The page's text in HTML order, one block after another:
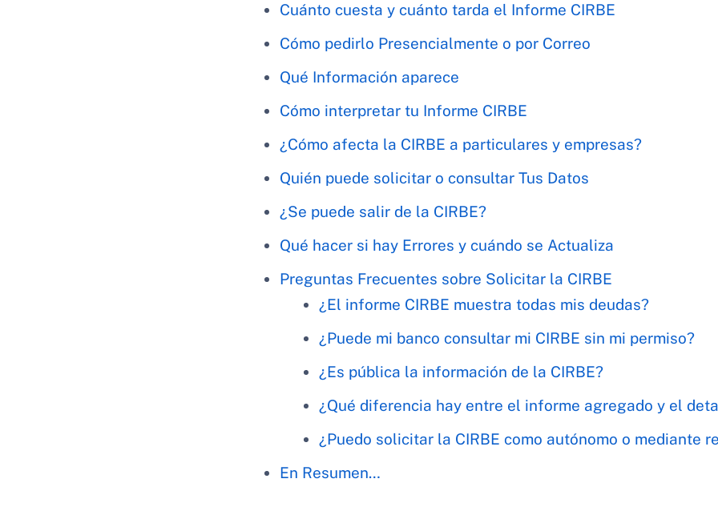
Cuánto cuesta y cuánto tarda el Informe CIRBE
Cómo pedirlo Presencialmente o por Correo
Qué Información aparece
Cómo interpretar tu Informe CIRBE
¿Cómo afecta la CIRBE a particulares y empresas?
Quién puede solicitar o consultar Tus Datos
¿Se puede salir de la CIRBE?
Qué hacer si hay Errores y cuándo se Actualiza
Preguntas Frecuentes sobre Solicitar la CIRBE
¿El informe CIRBE muestra todas mis deudas?
¿Puede mi banco consultar mi CIRBE sin mi permiso?
¿Es pública la información de la CIRBE?
¿Qué diferencia hay entre el informe agregado y el
¿Puedo solicitar la CIRBE como autónomo o mediante
En Resumen…